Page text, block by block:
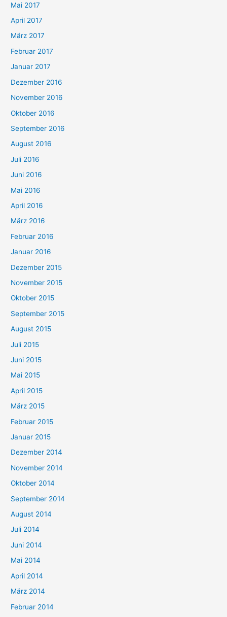
Mai 2017
April 2017
März 2017
Februar 2017
Januar 2017
Dezember 2016
November 2016
Oktober 2016
September 2016
August 2016
Juli 2016
Juni 2016
Mai 2016
April 2016
März 2016
Februar 2016
Januar 2016
Dezember 2015
November 2015
Oktober 2015
September 2015
August 2015
Juli 2015
Juni 2015
Mai 2015
April 2015
März 2015
Februar 2015
Januar 2015
Dezember 2014
November 2014
Oktober 2014
September 2014
August 2014
Juli 2014
Juni 2014
Mai 2014
April 2014
März 2014
Februar 2014